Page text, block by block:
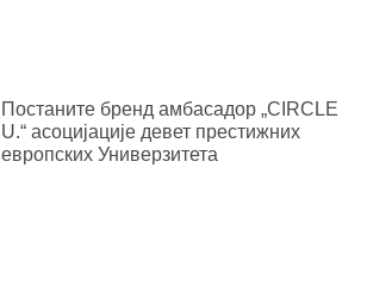
Постаните бренд амбасадор „CIRCLE
U.“ асоцијације девет престижних
европских Универзитета